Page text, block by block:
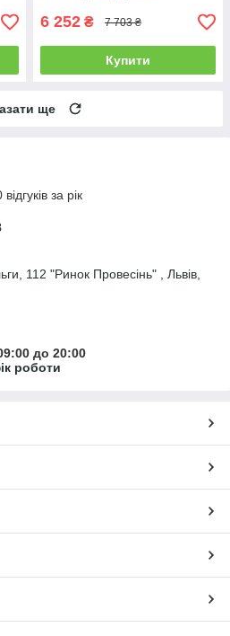
6 252 ₴ 7 703 ₴
Купити
ще
за рік
112 "Ринок Провесінь" , Львів,
до 20:00
роботи